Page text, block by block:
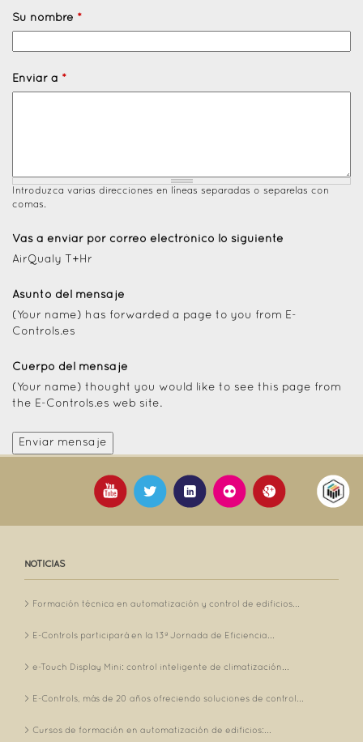
Su nombre *
Enviar a *
Introduzca varias direcciones en líneas separadas o separelas con
comas.
Vas a enviar por correo electrónico lo siguiente
AirQualy T+Hr
Asunto del mensaje
(Your name) has forwarded a page to you from E-
Controls.es
Cuerpo del mensaje
(Your name) thought you would like to see this page from
the E-Controls.es web site.
NOTICIAS
Formación técnica en automatización y control de edificios...
E-Controls participará en la 13ª Jornada de Eficiencia...
e-Touch Display Mini: control inteligente de climatización...
E-Controls, más de 20 años ofreciendo soluciones de control...
Cursos de formación en automatización de edificios:...